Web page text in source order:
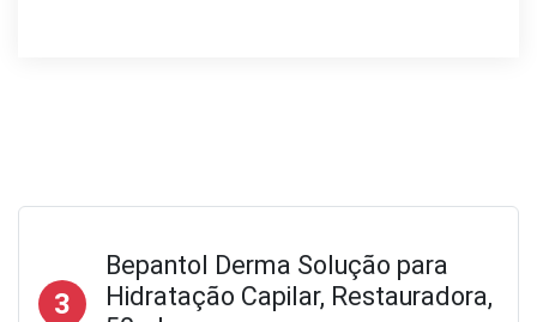
3
Bepantol Derma Solução para
Hidratação Capilar, Restauradora,